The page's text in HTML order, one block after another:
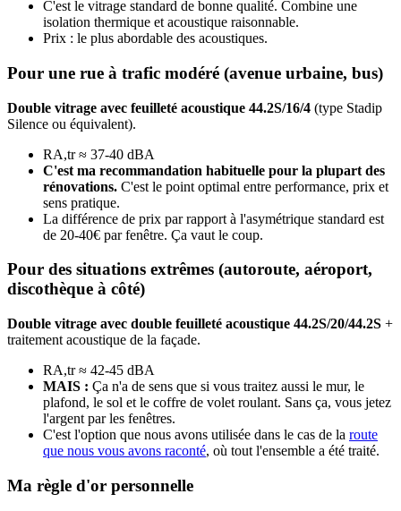
C'est le vitrage standard de bonne qualité. Combine une
isolation thermique et acoustique raisonnable.
Prix : le plus abordable des acoustiques.
Pour une rue à trafic modéré (avenue urbaine, bus)
Double vitrage avec feuilleté acoustique 44.2S/16/4 (type Stadip
Silence ou équivalent).
RA,tr ≈ 37-40 dBA
C'est ma recommandation habituelle pour la plupart des
rénovations. C'est le point optimal entre performance, prix et
sens pratique.
La différence de prix par rapport à l'asymétrique standard est
de 20-40€ par fenêtre. Ça vaut le coup.
Pour des situations extrêmes (autoroute, aéroport,
discothèque à côté)
Double vitrage avec double feuilleté acoustique 44.2S/20/44.2S +
traitement acoustique de la façade.
RA,tr ≈ 42-45 dBA
MAIS : Ça n'a de sens que si vous traitez aussi le mur, le
plafond, le sol et le coffre de volet roulant. Sans ça, vous jetez
l'argent par les fenêtres.
C'est l'option que nous avons utilisée dans le cas de la route
que nous vous avons raconté, où tout l'ensemble a été traité.
Ma règle d'or personnelle